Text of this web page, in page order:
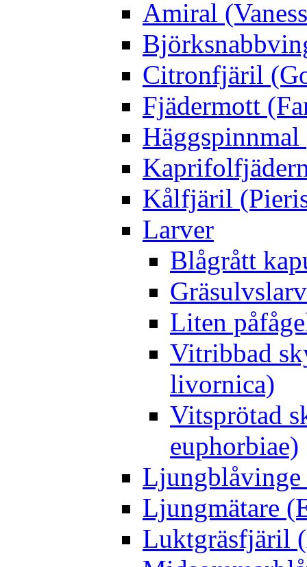
Amiral
Citronfjäril
Fjädermott
Kålfjäril
Larver
Blågrått
Liten
Vitribbad
livornica)
Vitsprötad
euphorbiae)
Ljungblåvinge
Ljungmätare
Luktgräsfjäril